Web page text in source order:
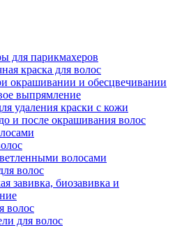
для парикмахеров
краска для волос
окрашивании и обесцвечивании
выпрямление
удаления краски с кожи
и после окрашивания волос
волосами
волос
завивка, биозавивка и
волос
для волос